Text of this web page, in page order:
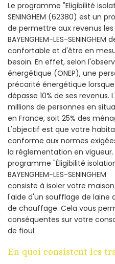
Le programme "Eligibilité
SENINGHEM (62380) est un
de permettre aux revenus
BAYENGHEM-LES-
confortable et d'être en
besoin. En effet, selon
énergétique (ONEP), une
précarité énergétique
dépasse 10% de ses revenus.
millions de personnes en
en France, soit 25% des
L'objectif est que votre
conforme aux normes
la réglementation en vigueur.
programme "Éligibilité
BAYENGHEM-LES-SENINGHEM
consiste à isoler votre
l'aide d'un soufflage de laine
de chauffage. Cela vous
conséquentes sur votre
de fioul.
En quoi consistent les